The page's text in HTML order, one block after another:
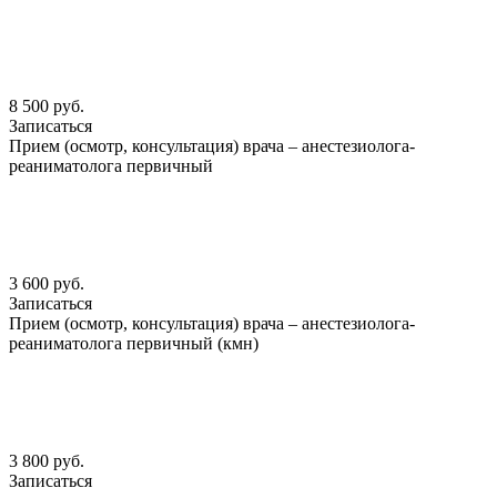
8 500 руб.
Записаться
Прием (осмотр, консультация) врача – анестезиолога-
реаниматолога первичный
3 600 руб.
Записаться
Прием (осмотр, консультация) врача – анестезиолога-
реаниматолога первичный (кмн)
3 800 руб.
Записаться